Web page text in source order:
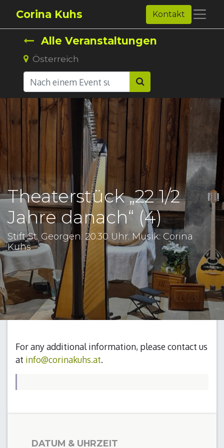
Corina Kuhs Kontakt
Alle Veranstaltungen
Österreich
Theaterstück „22 1/2
Jahre danach“ (4)
Stift St. Georgen. 20.30 Uhr. Musik: Corina
Kuhs
For any additional information, please contact us
at info@corinakuhs.at.
DATUM & UHRZEIT